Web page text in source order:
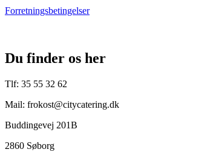
Forretningsbetingelser
Du finder os her
Tlf: 35 55 32 62
Mail: frokost@citycatering.dk
Buddingevej 201B
2860 Søborg